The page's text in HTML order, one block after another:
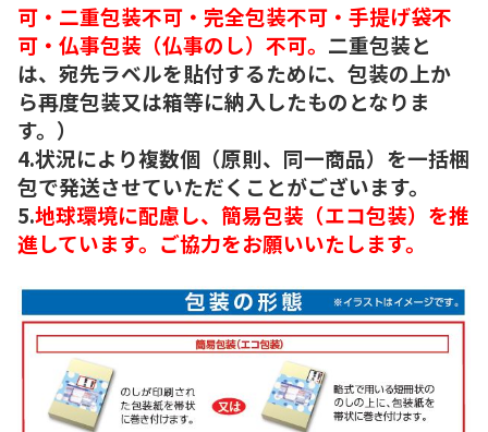
可・二重包装不可・完全包装不可・手提げ袋不
可・仏事包装（仏事のし）不可。 二重包装と
は、宛先ラベルを貼付するために、包装の上か
ら再度包装又は箱等に納入したものとなりま
す。）
4.状況により複数個（原則、同一商品）を一括梱
包で発送させていただくことがございます。
5.地球環境に配慮し、簡易包装（エコ包装）を推
進しています。ご協力をお願いいたします。